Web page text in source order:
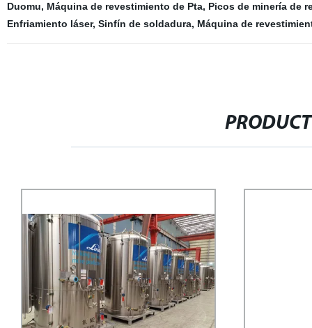
Duomu, Máquina de revestimiento de Pta, Picos de minería de
Enfriamiento láser, Sinfín de soldadura, Máquina de